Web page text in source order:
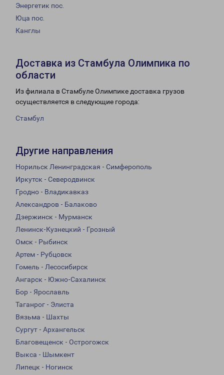
Энергетик пос.
Юца пос.
Канглы
Доставка из Стамбула Олимпика по
области
Из филиала в Стамбуле Олимпике доставка грузов
осуществляется в следующие города:
Стамбул
Другие направления
Норильск Ленинградская - Симферополь
Иркутск - Северодвинск
Гродно - Владикавказ
Александров - Балаково
Дзержинск - Мурманск
Ленинск-Кузнецкий - Грозный
Омск - Рыбинск
Артем - Рубцовск
Гомель - Лесосибирск
Ангарск - Южно-Сахалинск
Бор - Ярославль
Таганрог - Элиста
Вязьма - Шахты
Сургут - Архангельск
Благовещенск - Острогожск
Выкса - Шымкент
Липецк - Ногинск